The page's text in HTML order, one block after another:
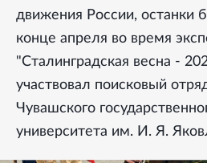
движения России, останки
конце апреля во время
"Сталинградская весна -
участвовал поисковый
Чувашского
университета им. И. Я.